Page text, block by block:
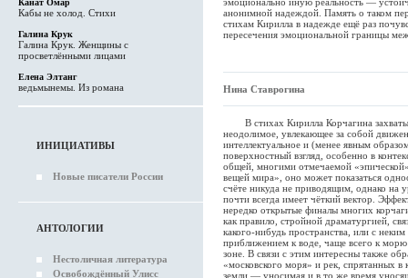
Канат Омар
Кабы не холод. Стихи
Галина Крук
Галина Крук. Женщины с
просветлёнными лицами
Елена Элтанг
ведьмынемы. Из романа
ИНИЦИАТИВЫ
Новые писатели России
АНТОЛОГИИ
Нестоличная литература
Освобождённый Улисс
анонимной надеждой. Память о таком
стихам Кирилла в надежде ещё раз
пересечения эмоциональной границы
Нина Ставрогина
В стихах Кирилла Корчагина
неодолимое, увлекающее за собой
интеллектуальное и (менее явным
поверхностный взгляд, особенно в
общей, многими отмечаемой
вещей мира», оно может показаться
счёте никуда не приводящим, однако на
почти всегда имеет чёткий вектор.
нередко открытые финалы многих
как правило, стройной драматургией,
какого-нибудь пространства, или с
приближением к воде, чаще всего к морю
зоне. В связи с этим интересны также
«московского моря» и рек, спрятанных
земли — уносимая и в то же время